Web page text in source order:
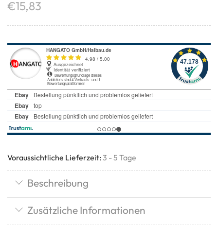
€15,83
Voraussichtliche Lieferzeit: 3 - 5 Tage
Beschreibung
Zusätzliche Informationen